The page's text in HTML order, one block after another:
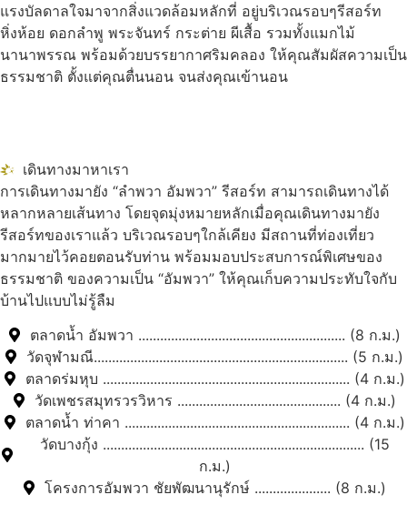
แรงบัลดาลใจมาจากสิ่งแวดล้อมหลักที่ อยู่บริเวณรอบๆรีสอร์ท
หิ่งห้อย ดอกลำพู พระจันทร์ กระต่าย ผีเสื้อ รวมทั้งแมกไม้
นานาพรรณ พร้อมด้วยบรรยากาศริมคลอง ให้คุณสัมผัสความเป็น
ธรรมชาติ ตั้งแต่คุณตื่นนอน จนส่งคุณเข้านอน
เดินทางมาหาเรา
การเดินทางมายัง “ลำพวา อัมพวา” รีสอร์ท สามารถเดินทางได้
หลากหลายเส้นทาง โดยจุดมุ่งหมายหลักเมื่อคุณเดินทางมายัง
รีสอร์ทของเราแล้ว บริเวณรอบๆใกล้เคียง มีสถานที่ท่องเที่ยว
มากมายไว้คอยตอนรับท่าน พร้อมมอบประสบการณ์พิเศษของ
ธรรมชาติ ของความเป็น “อัมพวา” ให้คุณเก็บความประทับใจกับ
บ้านไปแบบไม่รู้ลืม
ตลาดน้ำ อัมพวา ......................................................... (8 ก.ม.)
วัดจุฬามณี...................................................................... (5 ก.ม.)
ตลาดร่มหุบ .................................................................... (4 ก.ม.)
วัดเพชรสมุทรวรวิหาร ............................................. (4 ก.ม.)
ตลาดน้ำ ท่าคา .............................................................. (4 ก.ม.)
วัดบางกุ้ง ........................................................................ (15
ก.ม.)
โครงการอัมพวา ชัยพัฒนานุรักษ์ ..................... (8 ก.ม.)